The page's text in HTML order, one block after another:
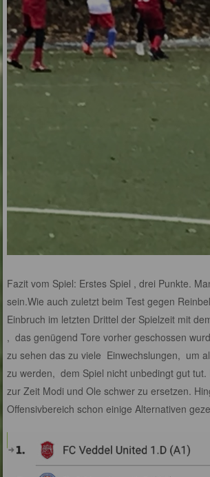
Fazit vom Spiel: Erstes Spiel , drei Punkte.
sein.Wie auch zuletzt beim Test gegen
Einbruch im letzten Drittel der Spielzeit mit
, das genügend Tore vorher geschossen
zu sehen das zu viele Einwechslungen, um
zu werden, dem Spiel nicht unbedingt gut tut.
zur Zeit Modi und Ole schwer zu ersetzen.
Offensivbereich schon einige Alternativen